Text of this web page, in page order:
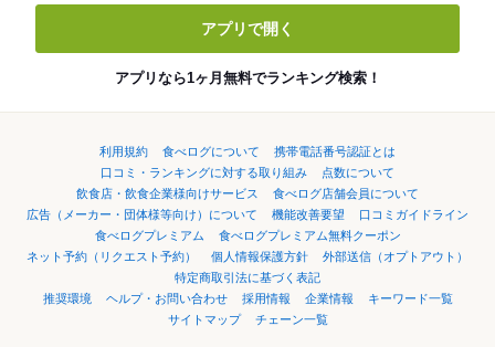
アプリで開く
アプリなら1ヶ月無料でランキング検索！
利用規約 食べログについて
携帯電話番号認証とは
口コミ・ランキングに対する取り組み
点数について
飲食店・飲食企業様向けサービス
食べログ店舗会員について
広告（メーカー・団体様等向け）について
機能改善要望
口コミガイドライン
食べログプレミアム
食べログプレミアム無料クーポン
ネット予約（リクエスト予約）
個人情報保護方針
外部送信（オプトアウト）
特定商取引法に基づく表記
推奨環境
ヘルプ・お問い合わせ 採用情報 企業情報
キーワード一覧
サイトマップ
チェーン一覧